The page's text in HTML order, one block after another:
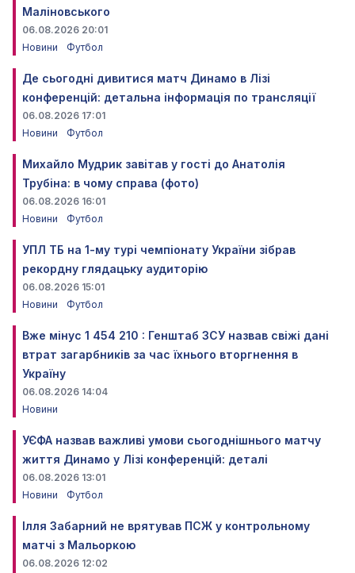
Маліновського
06.08.2026 20:01
Новини
Футбол
Де сьогодні дивитися матч Динамо в Лізі
конференцій: детальна інформація по трансляції
06.08.2026 17:01
Новини
Футбол
Михайло Мудрик завітав у гості до Анатолія
Трубіна: в чому справа (фото)
06.08.2026 16:01
Новини
Футбол
УПЛ ТБ на 1-му турі чемпіонату України зібрав
рекордну глядацьку аудиторію
06.08.2026 15:01
Новини
Футбол
Вже мінус 1 454 210 : Генштаб ЗСУ назвав свіжі дані
втрат загарбників за час їхнього вторгнення в
Україну
06.08.2026 14:04
Новини
УЄФА назвав важливі умови сьогоднішнього матчу
життя Динамо у Лізі конференцій: деталі
06.08.2026 13:01
Новини
Футбол
Ілля Забарний не врятував ПСЖ у контрольному
матчі з Мальоркою
06.08.2026 12:02